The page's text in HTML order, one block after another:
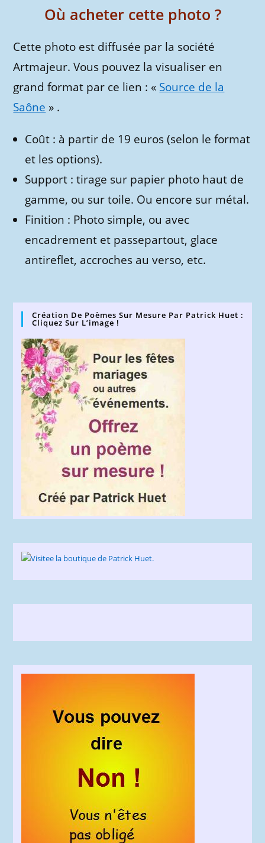
Où acheter cette photo ?
Cette photo est diffusée par la société
Artmajeur. Vous pouvez la visualiser en
grand format par ce lien : « Source de la
Saône » .
Coût : à partir de 19 euros (selon le format
et les options).
Support : tirage sur papier photo haut de
gamme, ou sur toile. Ou encore sur métal.
Finition : Photo simple, ou avec
encadrement et passepartout, glace
antireflet, accroches au verso, etc.
Création De Poèmes Sur Mesure Par Patrick Huet :
Cliquez Sur L’image !